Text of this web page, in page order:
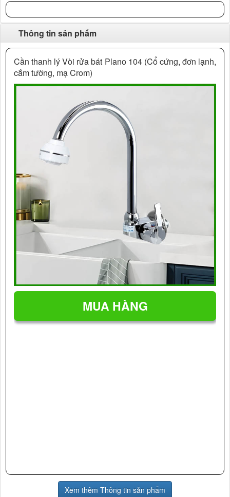
Thông tin sản phẩm
Cần thanh lý Vòi rửa bát Plano 104 (Cổ cứng, đơn lạnh,
cắm tường, mạ Crom)
Xem thêm Thông tin sản phẩm